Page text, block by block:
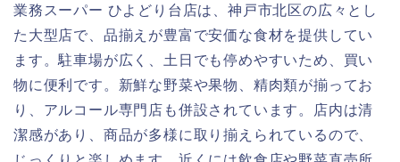
業務スーパー ひよどり台店は、神戸市北区の広々とし
た大型店で、品揃えが豊富で安価な食材を提供してい
ます。駐車場が広く、土日でも停めやすいため、買い
物に便利です。新鮮な野菜や果物、精肉類が揃ってお
り、アルコール専門店も併設されています。店内は清
潔感があり、商品が多様に取り揃えられているので、